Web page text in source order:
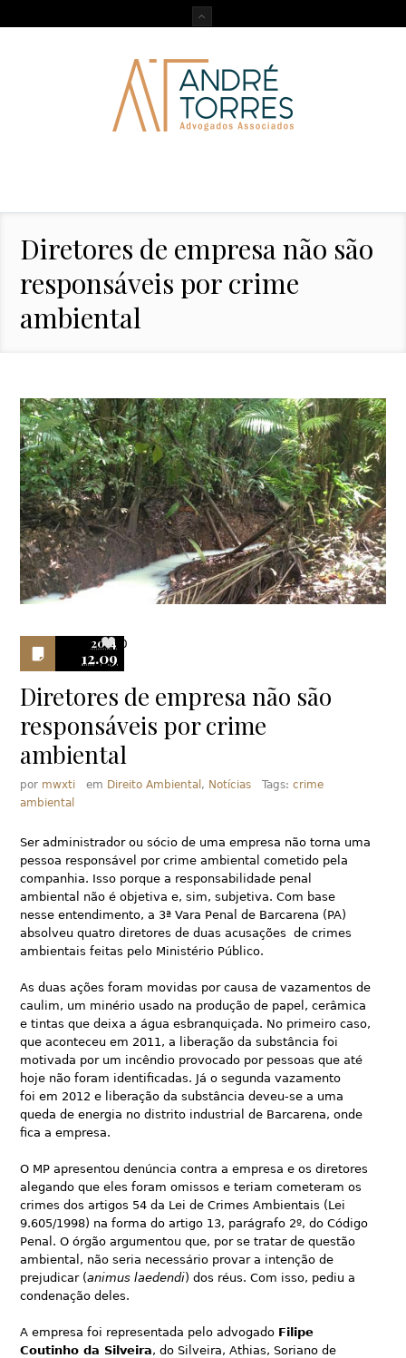
Diretores de empresa não são
responsáveis por crime
ambiental
2014
12.09
0
Diretores de empresa não são
responsáveis por crime
ambiental
por mwxti em Direito Ambiental , Notícias Tags:crime
ambiental
Ser administrador ou sócio de uma empresa não torna uma
pessoa responsável por crime ambiental cometido pela
companhia. Isso porque a responsabilidade penal
ambiental não é objetiva e, sim, subjetiva. Com base
nesse entendimento, a 3ª Vara Penal de Barcarena (PA)
absolveu quatro diretores de duas acusações de crimes
ambientais feitas pelo Ministério Público.
As duas ações foram movidas por causa de vazamentos de
caulim, um minério usado na produção de papel, cerâmica
e tintas que deixa a água esbranquiçada. No primeiro caso,
que aconteceu em 2011, a liberação da substância foi
motivada por um incêndio provocado por pessoas que até
hoje não foram identificadas. Já o segunda vazamento
foi em 2012 e liberação da substância deveu-se a uma
queda de energia no distrito industrial de Barcarena, onde
fica a empresa.
O MP apresentou denúncia contra a empresa e os diretores
alegando que eles foram omissos e teriam cometeram os
crimes dos artigos 54 da Lei de Crimes Ambientais (Lei
9.605/1998) na forma do artigo 13, parágrafo 2º, do Código
Penal. O órgão argumentou que, por se tratar de questão
ambiental, não seria necessário provar a intenção de
prejudicar (animus laedendi) dos réus. Com isso, pediu a
condenação deles.
A empresa foi representada pelo advogado Filipe
Coutinho da Silveira, do Silveira, Athias, Soriano de